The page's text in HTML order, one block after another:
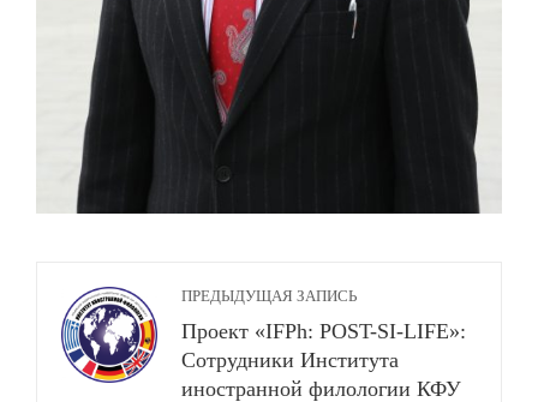
ПРЕДЫДУЩАЯ ЗАПИСЬ
Проект «IFPh: POST-SI-LIFE»:
Сотрудники Института
иностранной филологии КФУ